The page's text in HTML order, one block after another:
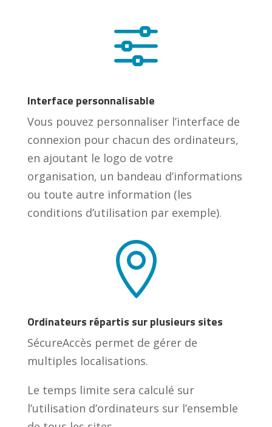
f
Interface personnalisable
Vous pouvez personnaliser l’interface de
connexion pour chacun des ordinateurs,
en ajoutant le logo de votre
organisation, un bandeau d’informations
ou toute autre information (les
conditions d’utilisation par exemple).

Ordinateurs répartis sur plusieurs sites
SécureAccès permet de gérer de
multiples localisations.
Le temps limite sera calculé sur
l’utilisation d’ordinateurs sur l’ensemble